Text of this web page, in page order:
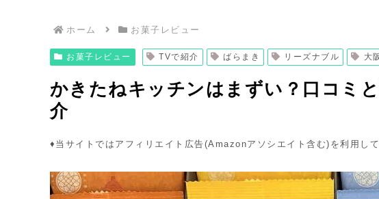
ホーム お菓子レビュー
お菓子レビュー TVで紹介 ばらまき リーズナブル 大阪
かきたねキッチンはまずい？口コミ
介
♦︎当サイトではアフィリエイト広告(Amazonアソシエイト含む)を利用し